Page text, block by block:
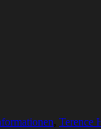
, Terence